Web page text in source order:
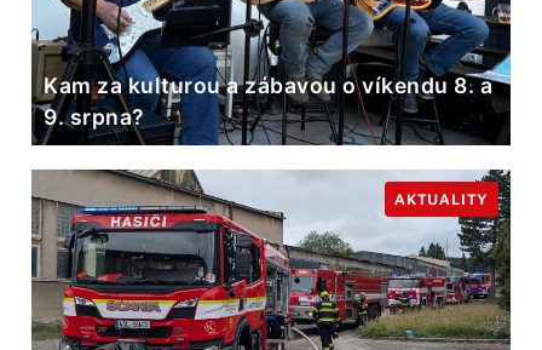
Kam za kulturou a zábavou o víkendu 8. a
9. srpna?
AKTUALITY